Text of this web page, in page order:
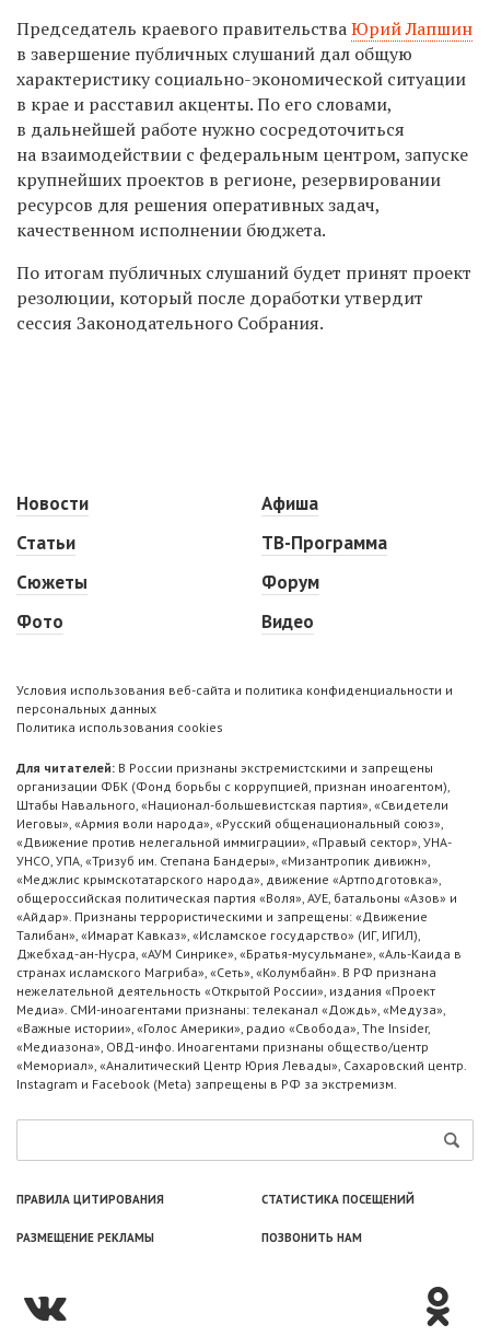
Председатель краевого правительстваЮрий Лапшин
в завершение публичных слушаний дал общую
характеристику социально-экономической ситуации
в крае и расставил акценты. По его словами,
в дальнейшей работе нужно сосредоточиться
на взаимодействии с федеральным центром, запуске
крупнейших проектов в регионе, резервировании
ресурсов для решения оперативных задач,
качественном исполнении бюджета.
По итогам публичных слушаний будет принят проект
резолюции, который после доработки утвердит
сессия Законодательного Собрания.
Новости
Статьи
Сюжеты
Фото
Афиша
ТВ-Программа
Форум
Видео
Условия использования веб-сайта и политика конфиденциальности и
персональных данных
Политика использования cookies
Для читателей: В России признаны экстремистскими и запрещены
организации ФБК (Фонд борьбы с коррупцией, признан иноагентом),
Штабы Навального, «Национал-большевистская партия», «Свидетели
Иеговы», «Армия воли народа», «Русский общенациональный союз»,
«Движение против нелегальной иммиграции», «Правый сектор», УНА-
УНСО, УПА, «Тризуб им. Степана Бандеры», «Мизантропик дивижн»,
«Меджлис крымскотатарского народа», движение «Артподготовка»,
общероссийская политическая партия «Воля», АУЕ, батальоны «Азов» и
«Айдар». Признаны террористическими и запрещены: «Движение
Талибан», «Имарат Кавказ», «Исламское государство» (ИГ, ИГИЛ),
Джебхад-ан-Нусра, «АУМ Синрике», «Братья-мусульмане», «Аль-Каида в
странах исламского Магриба», «Сеть», «Колумбайн». В РФ признана
нежелательной деятельность «Открытой России», издания «Проект
Медиа». СМИ-иноагентами признаны: телеканал «Дождь», «Медуза»,
«Важные истории», «Голос Америки», радио «Свобода», The Insider,
«Медиазона», ОВД-инфо. Иноагентами признаны общество/центр
«Мемориал», «Аналитический Центр Юрия Левады», Сахаровский центр.
Instagram и Facebook (Metа) запрещены в РФ за экстремизм.
ПРАВИЛА ЦИТИРОВАНИЯ СТАТИСТИКА ПОСЕЩЕНИЙ
РАЗМЕЩЕНИЕ РЕКЛАМЫ ПОЗВОНИТЬ НАМ